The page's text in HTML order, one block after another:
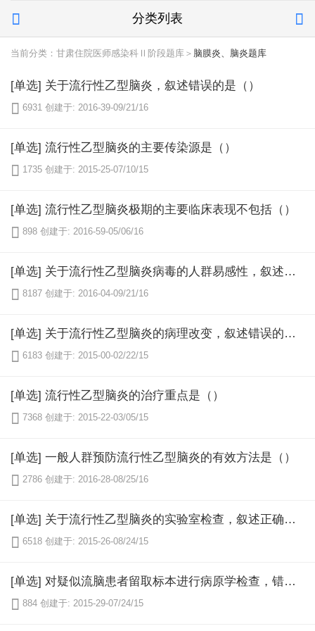
 分类列表 
当前分类：甘肃住院医师感染科Ⅱ阶段题库＞ 脑膜炎、脑炎题库
[单选] 关于流行性乙型脑炎，叙述错误的是（）
 6931 创建于: 2016-39-09/21/16
[单选] 流行性乙型脑炎的主要传染源是（）
 1735 创建于: 2015-25-07/10/15
[单选] 流行性乙型脑炎极期的主要临床表现不包括（）
 898 创建于: 2016-59-05/06/16
[单选] 关于流行性乙型脑炎病毒的人群易感性，叙述错误的是（）
 8187 创建于: 2016-04-09/21/16
[单选] 关于流行性乙型脑炎的病理改变，叙述错误的是（）
 6183 创建于: 2015-00-02/22/15
[单选] 流行性乙型脑炎的治疗重点是（）
 7368 创建于: 2015-22-03/05/15
[单选] 一般人群预防流行性乙型脑炎的有效方法是（）
 2786 创建于: 2016-28-08/25/16
[单选] 关于流行性乙型脑炎的实验室检查，叙述正确的是（）
 6518 创建于: 2015-26-08/24/15
[单选] 对疑似流脑患者留取标本进行病原学检查，错误的是（）
 884 创建于: 2015-29-07/24/15